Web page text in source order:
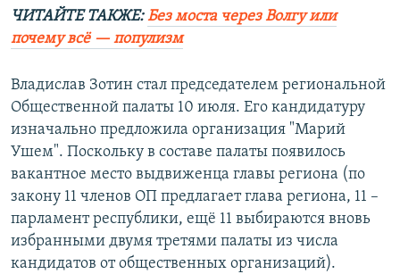
ЧИТАЙТЕ ТАКЖЕ:Без моста через Волгу или
почему всё — популизм
Владислав Зотин стал председателем региональной
Общественной палаты 10 июля. Его кандидатуру
изначально предложила организация "Марий
Ушем". Поскольку в составе палаты появилось
вакантное место выдвиженца главы региона (по
закону 11 членов ОП предлагает глава региона, 11 –
парламент республики, ещё 11 выбираются вновь
избранными двумя третями палаты из числа
кандидатов от общественных организаций).